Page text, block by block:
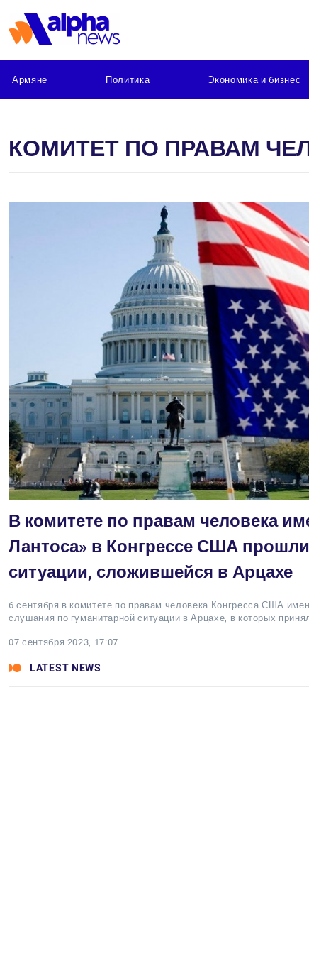
Армяне Политика Экономика и бизнес
КОМИТЕТ ПО ПРАВАМ
В комитете по правам человека
Лантоса» в Конгрессе США
ситуации, сложившейся в Арцахе
6 сентября в комитете по правам человека Конгресса США
слушания по гуманитарной ситуации в Арцахе, в которых
07 сентября 2023, 17:07
LATEST NEWS